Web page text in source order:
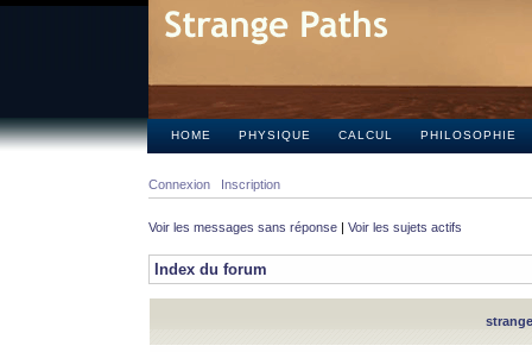
HOME PHYSIQUE CALCUL PHILOSOPHIE
Connexion Inscription
Voir les messages sans réponse | Voir les sujets actifs
Index du forum